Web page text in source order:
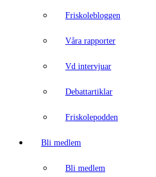
Friskolebloggen
Våra rapporter
Vd intervjuar
Debattartiklar
Friskolepodden
Bli medlem
Bli medlem